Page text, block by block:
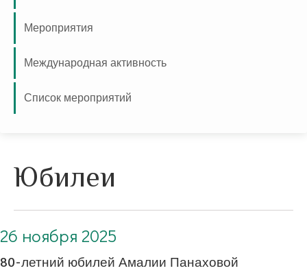
Мероприятия
Международная активность
Список мероприятий
Юбилеи
26 ноября 2025
80-летний юбилей Амалии Панаховой